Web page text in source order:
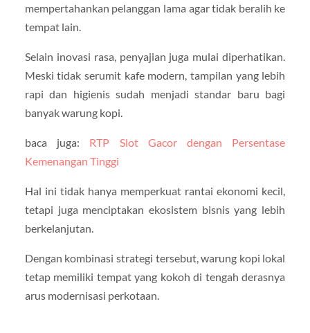
mempertahankan pelanggan lama agar tidak beralih ke
tempat lain.
Selain inovasi rasa, penyajian juga mulai diperhatikan.
Meski tidak serumit kafe modern, tampilan yang lebih
rapi dan higienis sudah menjadi standar baru bagi
banyak warung kopi.
baca juga: RTP Slot Gacor dengan Persentase
Kemenangan Tinggi
Hal ini tidak hanya memperkuat rantai ekonomi kecil,
tetapi juga menciptakan ekosistem bisnis yang lebih
berkelanjutan.
Dengan kombinasi strategi tersebut, warung kopi lokal
tetap memiliki tempat yang kokoh di tengah derasnya
arus modernisasi perkotaan.